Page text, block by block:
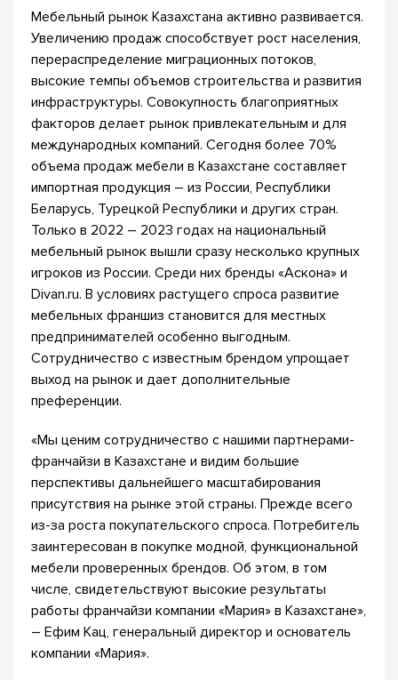
Мебельный рынок Казахстана активно развивается.
Увеличению продаж способствует рост населения,
перераспределение миграционных потоков,
высокие темпы объемов строительства и развития
инфраструктуры. Совокупность благоприятных
факторов делает рынок привлекательным и для
международных компаний. Сегодня более 70%
объема продаж мебели в Казахстане составляет
импортная продукция – из России, Республики
Беларусь, Турецкой Республики и других стран.
Только в 2022 – 2023 годах на национальный
мебельный рынок вышли сразу несколько крупных
игроков из России. Среди них бренды «Аскона» и
Divan.ru. В условиях растущего спроса развитие
мебельных франшиз становится для местных
предпринимателей особенно выгодным.
Сотрудничество с известным брендом упрощает
выход на рынок и дает дополнительные
преференции.
«Мы ценим сотрудничество с нашими партнерами-
франчайзи в Казахстане и видим большие
перспективы дальнейшего масштабирования
присутствия на рынке этой страны. Прежде всего
из-за роста покупательского спроса. Потребитель
заинтересован в покупке модной, функциональной
мебели проверенных брендов. Об этом, в том
числе, свидетельствуют высокие результаты
работы франчайзи компании «Мария» в Казахстане»,
– Ефим Кац, генеральный директор и основатель
компании «Мария».